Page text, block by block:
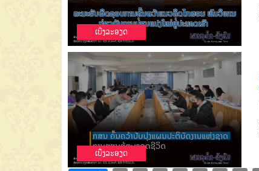
ເບີ່ງລະອຽດ
ເບີ່ງລະອຽດ